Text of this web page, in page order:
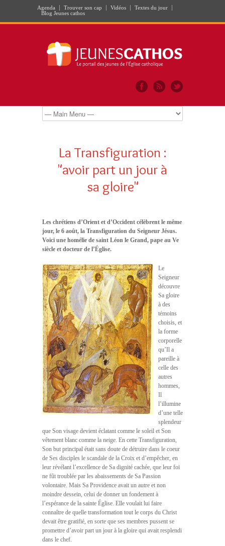
Agenda Trouver son cap Vidéos
Textes du jour
Blog Jeunes cathos
La Transfiguration :
"avoir part un jour à
sa gloire"
Les chrétiens d’Orient et d’Occident célèbrent le même
jour, le 6 août, la Transfiguration du Seigneur Jésus.
Voici une homélie de saint Léon le Grand, pape au Ve
siècle et docteur de l’Église.
Le
Seigneur
découvre
Sa gloire
à des
témoins
choisis, et
la forme
corporelle
qu’Il a
pareille à
celle des
autres
hommes,
Il
l’illumine
d’une telle
splendeur
que Son visage devient éclatant comme le soleil et Son
vêtement blanc comme la neige. En cette Transfiguration,
Son but principal était sans doute de détruire dans le coeur
de Ses disciples le scandale de la Croix et d’empêcher, en
leur révélant l’excellence de Sa dignité cachée, que leur foi
ne fût troublée par les abaissements de Sa Passion
volontaire. Mais Sa Providence avait un autre et non
moindre dessein, celui de donner un fondement à
l’espérance de la sainte Église. Elle voulait lui faire
connaître de quelle transformation tout le corps du Christ
devait être gratifié, en sorte que ses membres pussent se
promettre d’avoir part un jour à la gloire qui avait resplendi
dans le chef.